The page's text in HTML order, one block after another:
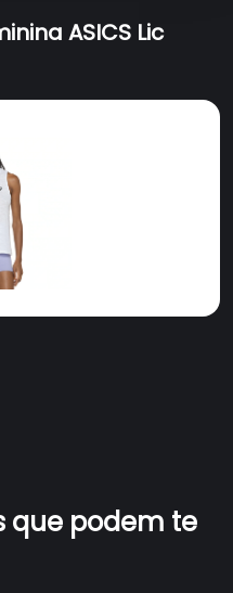
ASICS Lic
que podem te